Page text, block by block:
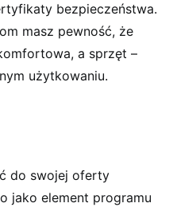
bezpieczeństwa.
masz pewność, że
a sprzęt –
użytkowaniu.
do swojej oferty
jako element programu